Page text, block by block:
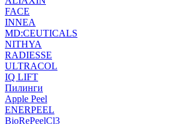
FACE
INNEA
MD:CEUTICALS
NITHYA
RADIESSE
ULTRACOL
IQ LIFT
Пилинги
Apple Peel
ENERPEEL
BioRePeelCl3